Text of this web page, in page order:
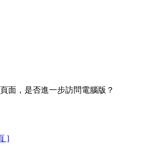
面，是否進一步訪問電腦版？
]